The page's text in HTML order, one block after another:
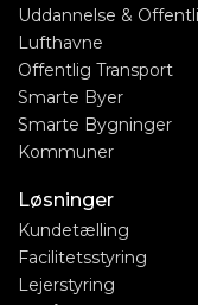
Uddannelse &
Lufthavne
Offentlig Transport
Smarte Byer
Smarte Bygninger
Kommuner
Løsninger
Kundetælling
Facilitetsstyring
Lejerstyring